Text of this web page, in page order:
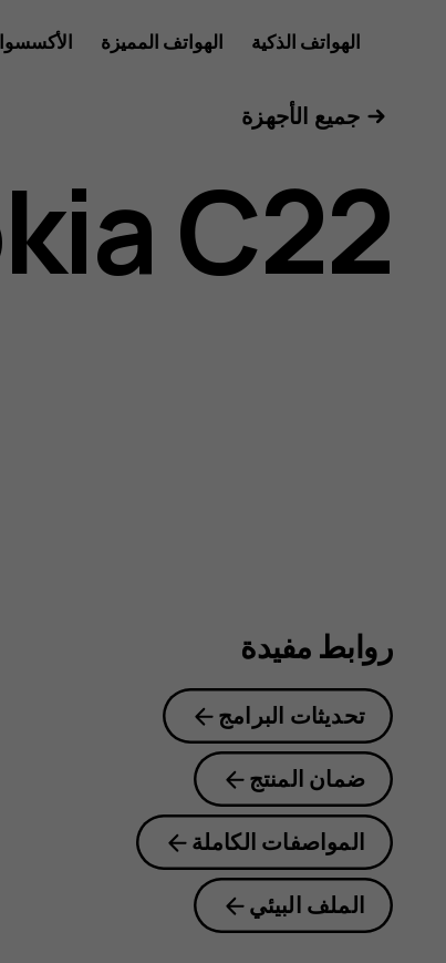
دليل
مستخدم
Nokia
الهواتف الذكية الهواتف المميزة
جميع الأجهزة
C22
روابط مفيدة
تحديثات البرامج
ضمان المنتج
المواصفات الكاملة
الملف البيئي